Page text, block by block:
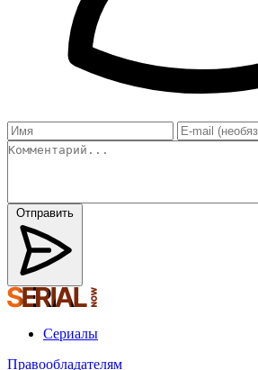
Отправить
Сериалы
Правообладателям